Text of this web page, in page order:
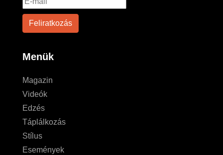
Menük
Magazin
Videók
Edzés
Táplálkozás
Stílus
Események